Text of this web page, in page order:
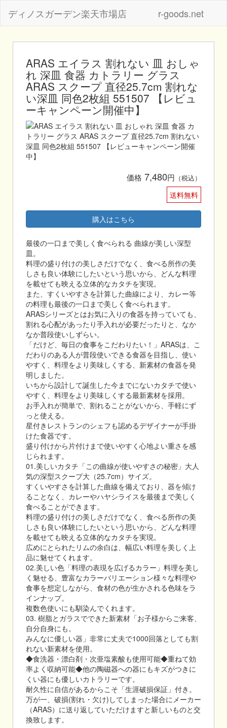
ディノスガーデン楽天市場店 r-goods.net
ARAS エイラス 割れない 皿 おしゃ
れ 深皿 食器 カトラリー グラス
ARAS スクープ 直径25.7cm 割れな
い深皿 同色2枚組 551507 【レビュ
ーキャンペーン開催中】
価格 7,480円 （税込）
送料無料
購入はこちら
最後の一口まで美しく食べられる 曲線が美しい深型
皿。
料理の盛り付けの美しさだけでなく、食べる所作の美
しさも良い体験にしたいという思いから、どんな料理
を載せても映える立体的なカタチを実現。
また、すくいやすさを計算した曲線により、カレー等
の料理も最後の一口まで美しく食べられます。
ARASシリーズとはお気に入りの食器を持っていても、
割れる心配があったり手入れが必要だったりと、なか
なか普段使いしずらい。
「だけど、毎日の食事をこだわりたい！」ARASは、こ
だわりのある人が普段使いできる食器を目指し、使い
やすく、料理をより美味しくする、新素材の食器を発
明しました。
いちから設計して誕生した今までにないカタチで使い
やすく、料理をより美味しくする最新素材を採用。
お手入れが簡単で、割れることがないから、手軽にず
っと使える。
星付きレストランのシェフも認めるデザイナーが手掛
けた食器です。
盛り付けから片付けまで使いやすく心地よい重さを感
じられます。
01.美しいカタチ「この曲線が使いやすさの秘密」大人
気の深型スクープ大（25.7cm）サイズ。
すくいやすさを計算した曲線を備えており、器を傾け
ることなく、カレーやハヤシライスを最後まで美しく
食べることができます。
料理の盛り付けの美しさだけでなく、食べる所作の美
しさも良い体験にしたいという思いから、どんな料理
を載せても映える立体的なカタチを実現。
広めにとられたリムの余白は、幅広い料理を美しく上
品に魅せてくれます。
02.美しい色「料理の表現を広げるカラー」料理を美し
く魅せる、豊富なカラーバリエーション様々な料理や
食事を想定しながら、食材の色が生かされる色味をラ
インナップ。
複数色使いにも馴染んでくれます。
03. 樹脂とガラスでできた新素材「お子様からご来客、
自分自身にも。
みんなに優しい器」非常に丈夫で1000回落としても割
れない新素材を使用。
◆食洗器・漂白剤・次亜塩素酸も使用可能◆重ねて効
率よく収納可能◆他の陶磁器への器にもキズがつきに
くい器にも優しいカトラリーです。
耐久性に自信があるからこそ「生涯破損保証」付き。
万が一、破損(割れ・欠け)してしまった場合にメーカー
（ARAS）に送り返していただけますと新しいものと交
換致します。